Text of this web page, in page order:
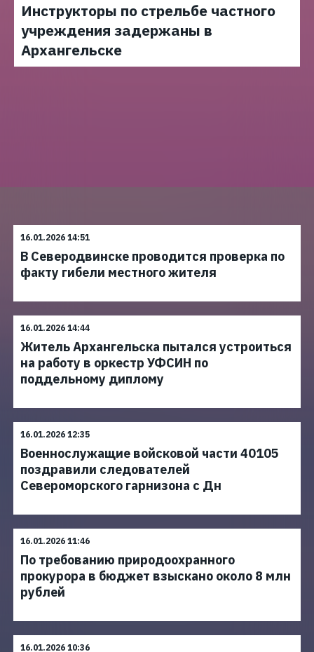
Инструкторы по стрельбе частного
учреждения задержаны в
Архангельске
16.01.2026 14:51
В Северодвинске проводится проверка по
факту гибели местного жителя
16.01.2026 14:44
Житель Архангельска пытался устроиться
на работу в оркестр УФСИН по
поддельному диплому
16.01.2026 12:35
Военнослужащие войсковой части 40105
поздравили следователей
Североморского гарнизона с Дн
16.01.2026 11:46
По требованию природоохранного
прокурора в бюджет взыскано около 8 млн
рублей
16.01.2026 10:36